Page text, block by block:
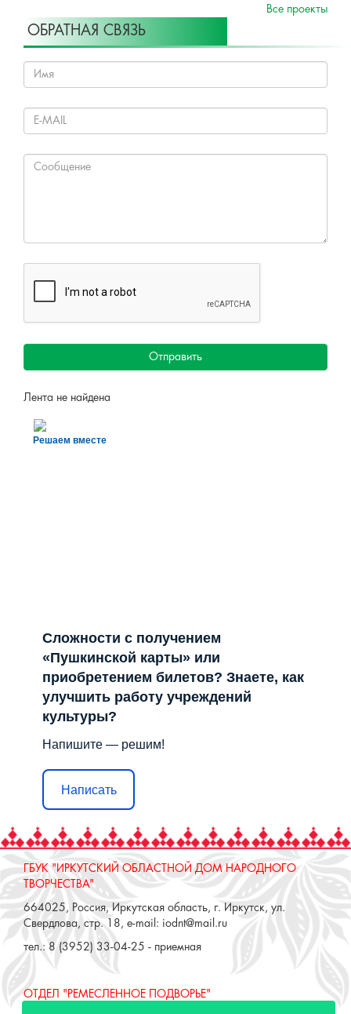
Все проекты
ОБРАТНАЯ СВЯЗЬ
Отправить
Лента не найдена
Решаем вместе
Сложности с получением
«Пушкинской карты» или
приобретением билетов? Знаете, как
улучшить работу учреждений
культуры?
Напишите — решим!
Написать
ГБУК "ИРКУТСКИЙ ОБЛАСТНОЙ ДОМ НАРОДНОГО
ТВОРЧЕСТВА"
664025, Россия, Иркутская область, г. Иркутск, ул.
Свердлова, стр. 18, e-mail: iodnt@mail.ru
тел.: 8 (3952) 33-04-25 - приемная
ОТДЕЛ "РЕМЕСЛЕННОЕ ПОДВОРЬЕ"